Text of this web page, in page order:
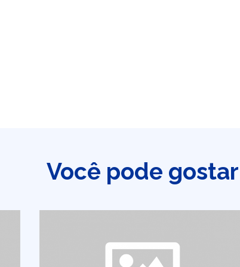
Você pode gostar